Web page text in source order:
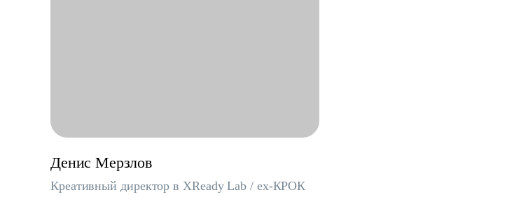
Денис Мерзлов
Креативный директор в XReady Lab / ex-КРОК